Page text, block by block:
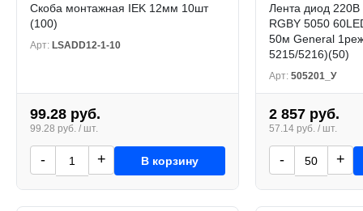
Скоба монтажная IEK 12мм 10шт
(100)
Арт: LSADD12-1-10
99.28 руб.
99.28 руб. / шт.
- + В корзину
Лента диод
RGBY 5050
50м General
5215/5216)(50)
Арт: 505201_У
2 857 руб.
57.14 руб. / шт.
- +